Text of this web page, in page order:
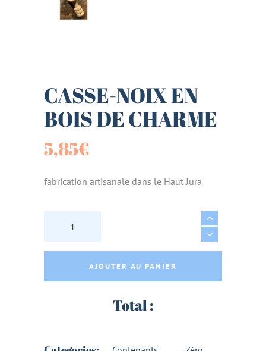
CASSE-NOIX EN
BOIS DE CHARME
5,85€
fabrication artisanale dans le Haut Jura
CASSE-NOIX EN BOIS DE CHARME quantity
AJOUTER AU PANIER
Total :